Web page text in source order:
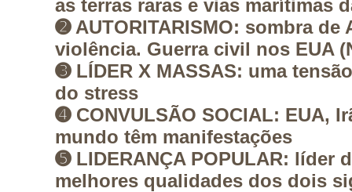
as terras raras e vias marítimas
➋ AUTORITARISMO: sombra de
violência. Guerra civil nos EUA
➌ LÍDER X MASSAS: uma
do stress
➍ CONVULSÃO SOCIAL: EUA,
mundo têm manifestações
➎ LIDERANÇA POPULAR: líder
melhores qualidades dos dois